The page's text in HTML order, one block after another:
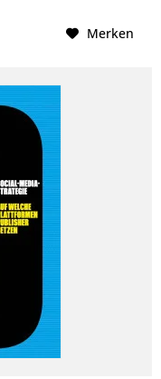
Merken